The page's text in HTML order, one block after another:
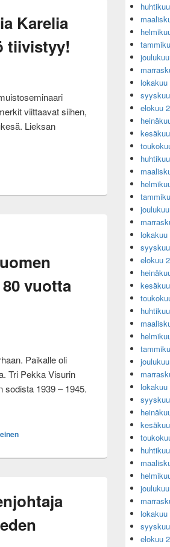
Karelia
tiivistyy!
viittaavat siihen,
Lieksan
tulossa – Via Karelia
vuotta
Paikalle oli
Tri Pekka Visurin
sodista 1939 – 1945.
aiheena: Suomen
lokakuu
elokuu
lokakuu
elokuu
lokakuu
lokakuu
elokuu